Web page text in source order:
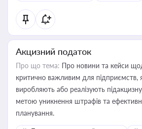
Акцизний податок
Про що тема: Про новини та кейси
критично важливим для підприємств,
виробляють або реалізують
метою уникнення штрафів та
планування.